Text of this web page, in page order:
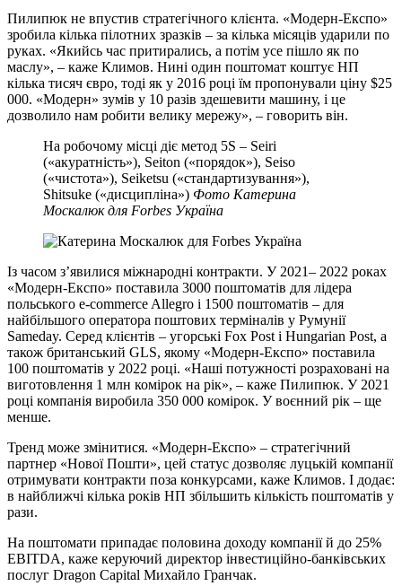
Пилипюк не впустив стратегічного клієнта. «Модерн‑Експо»
зробила кілька пілотних зразків – за кілька місяців ударили по
руках. «Якийсь час притирались, а потім усе пішло як по
маслу», – каже Климов. Нині один поштомат коштує НП
кілька тисяч євро, тоді як у 2016 році їм пропонували ціну $25
000. «Модерн» зумів у 10 разів здешевити машину, і це
дозволило нам робити велику мережу», – говорить він.
На робочому місці діє метод 5S – Seiri
(«акуратність»), Seiton («порядок»), Seiso
(«чистота»), Seiketsu («стандартизування»),
Shitsuke («дисципліна») Фото Катерина
Москалюк для Forbes Україна
Із часом зʼявилися міжнародні контракти. У 2021– 2022 роках
«Модерн‑Експо» поставила 3000 поштоматів для лідера
польського e‑commerce Allegro і 1500 поштоматів – для
найбільшого оператора поштових терміналів у Румунії
Sameday. Серед клієнтів – угорські Fox Post і Hungarian Post, а
також британський GLS, якому «Модерн‑Експо» поставила
100 поштоматів у 2022 році. «Наші потужності розраховані на
виготовлення 1 млн комірок на рік», – каже Пилипюк. У 2021
році компанія виробила 350 000 комірок. У воєнний рік – ще
менше.
Тренд може змінитися. «Модерн‑Експо» – стратегічний
партнер «Нової Пошти», цей статус дозволяє луцькій компанії
отримувати контракти поза конкурсами, каже Климов. І додає:
в найближчі кілька років НП збільшить кількість поштоматів у
рази.
На поштомати припадає половина доходу компанії й до 25%
EBITDA, каже керуючий директор інвестиційно‑банківських
послуг Dragon Capital Михайло Гранчак.